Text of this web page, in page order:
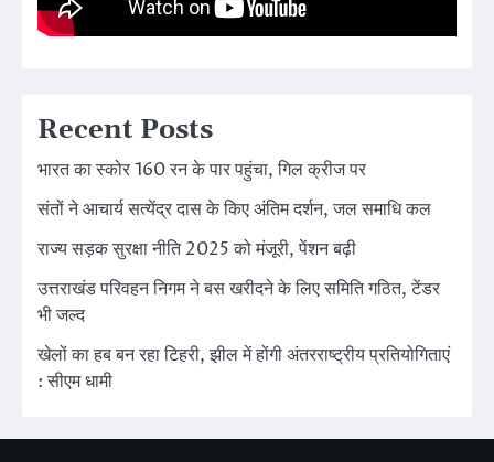
Recent Posts
भारत का स्कोर 160 रन के पार पहुंचा, गिल क्रीज पर
संतों ने आचार्य सत्येंद्र दास के किए अंतिम दर्शन, जल समाधि कल
राज्य सड़क सुरक्षा नीति 2025 को मंजूरी, पेंशन बढ़ी
उत्तराखंड परिवहन निगम ने बस खरीदने के लिए समिति गठित, टेंडर
भी जल्द
खेलों का हब बन रहा टिहरी, झील में होंगी अंतरराष्ट्रीय प्रतियोगिताएं
: सीएम धामी